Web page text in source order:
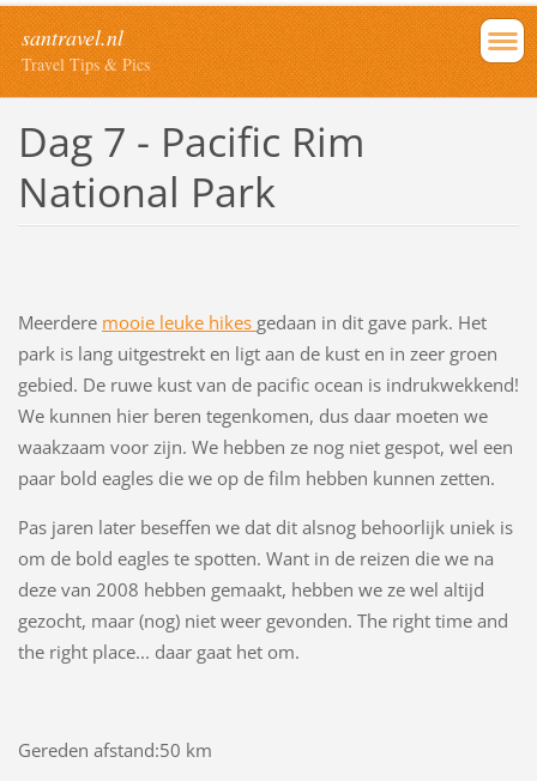
santravel.nl
Travel Tips & Pics
Dag 7 - Pacific Rim
National Park
Meerdere mooie leuke hikes gedaan in dit gave park. Het
park is lang uitgestrekt en ligt aan de kust en in zeer groen
gebied. De ruwe kust van de pacific ocean is indrukwekkend!
We kunnen hier beren tegenkomen, dus daar moeten we
waakzaam voor zijn. We hebben ze nog niet gespot, wel een
paar bold eagles die we op de film hebben kunnen zetten.
Pas jaren later beseffen we dat dit alsnog behoorlijk uniek is
om de bold eagles te spotten. Want in de reizen die we na
deze van 2008 hebben gemaakt, hebben we ze wel altijd
gezocht, maar (nog) niet weer gevonden. The right time and
the right place... daar gaat het om.
Gereden afstand:50 km